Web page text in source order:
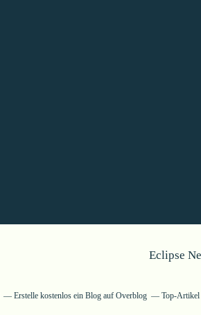
Eclipse
Erstelle kostenlos ein Blog auf Overblog Top-Artikel